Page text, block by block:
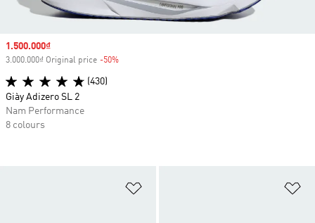
Sale price
1.500.000₫
3.000.000₫ Original price -50%
(430)
Giày Adizero SL 2
Nam Performance
8 colours